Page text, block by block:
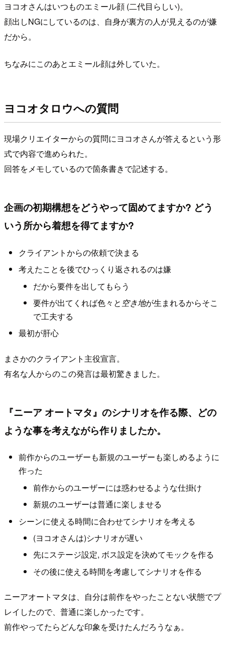
ヨコオさんはいつものエミール顔 (二代目らしい)。
顔出しNGにしているのは、自身が裏方の人が見えるのが嫌
だから。
ちなみにこのあとエミール顔は外していた。
ヨコオタロウへの質問
現場クリエイターからの質問にヨコオさんが答えるという形
式で内容で進められた。
回答をメモしているので箇条書きで記述する。
企画の初期構想をどうやって固めてますか? どう
いう所から着想を得てますか?
クライアントからの依頼で決まる
考えたことを後でひっくり返されるのは嫌
だから要件を出してもらう
要件が出てくれば色々と 空き地が生まれるからそこ
で工夫する
最初が肝心
まさかのクライアント主役宣言。
有名な人からのこの発言は最初驚きました。
『ニーア オートマタ』のシナリオを作る際、どの
ような事を考えながら作りましたか。
前作からのユーザーも新規のユーザーも楽しめるように
作った
前作からのユーザーには惑わせるような仕掛け
新規のユーザーは普通に楽しませる
シーンに使える時間に合わせてシナリオを考える
(ヨコオさんは)シナリオが遅い
先にステージ設定, ボス設定を決めてモックを作る
その後に使える時間を考慮してシナリオを作る
ニーアオートマタは、自分は前作をやったことない状態でプ
レイしたので、普通に楽しかったです。
前作やってたらどんな印象を受けたんだろうなぁ。